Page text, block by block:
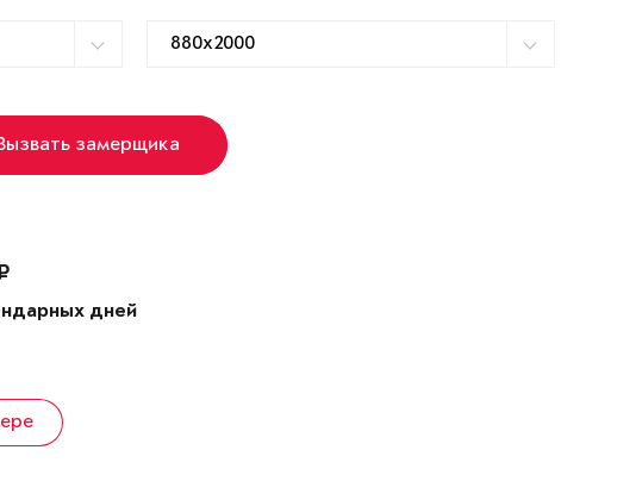
замерщика
дней